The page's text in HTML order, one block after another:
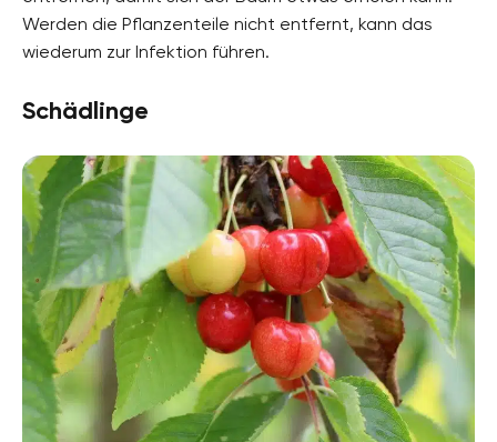
Werden die Pflanzenteile nicht entfernt, kann das
wiederum zur Infektion führen.
Schädlinge